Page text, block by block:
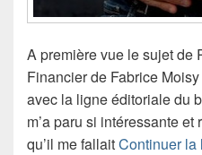
A première vue le sujet de
Financier de Fabrice
avec la ligne éditoriale du
m’a paru si intéressante
qu’il me fallaitContinuer la